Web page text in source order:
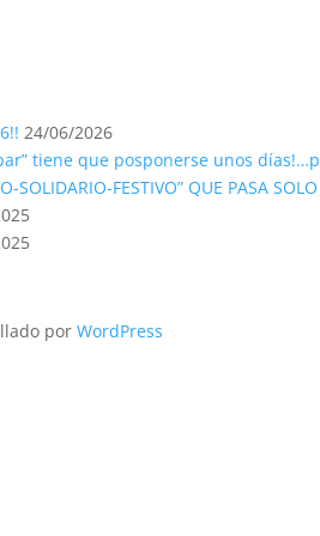
24/06/2026
tiene que posponerse unos
SOLIDARIO-FESTIVO” QUE PASA
porWordPress